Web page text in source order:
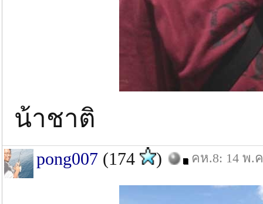
น้าชาติ
pong007 (174 ) คห.8: 14 พ.